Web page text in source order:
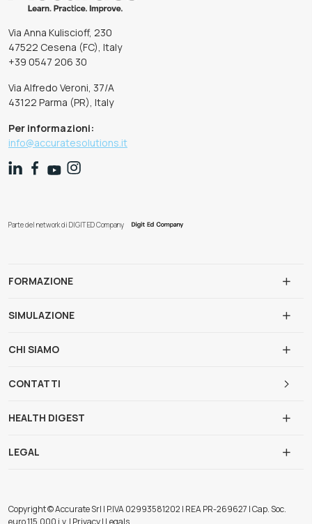
Via Anna Kuliscioff, 230
47522 Cesena (FC), Italy
+39 0547 206 30
Via Alfredo Veroni, 37/A
43122 Parma (PR), Italy
Per informazioni:
info@accuratesolutions.it
Parte del network di DIGIT ED Company
FORMAZIONE
SIMULAZIONE
CHI SIAMO
CONTATTI
HEALTH DIGEST
LEGAL
Copyright © Accurate Srl | P.IVA 02993581202 | REA PR-269627 | Cap. Soc.
euro 115.000 i.v. | Privacy | Legals